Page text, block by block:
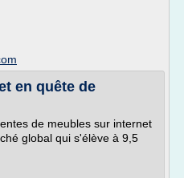
en quête de
de meubles sur internet
global qui s'élève à 9,5